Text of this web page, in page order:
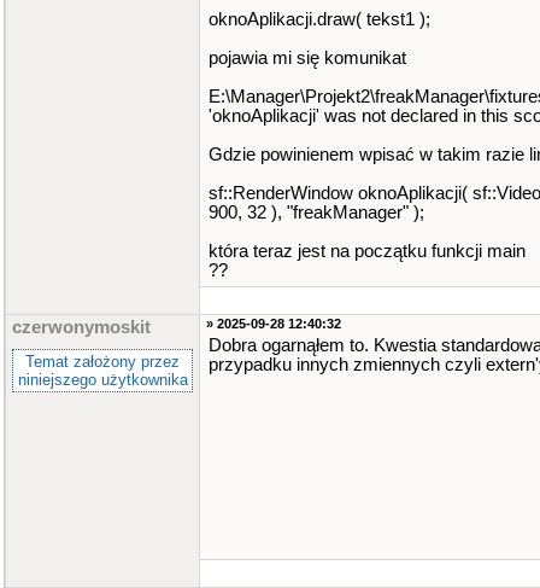
oknoAplikacji.draw( tekst1 );
pojawia mi się komunikat
'oknoAplikacji' was not declared in this
Gdzie powinienem wpisać w takim razie
sf::RenderWindow oknoAplikacji(
900, 32 ), "freakManager" );
która teraz jest na początku funkcji main
??
czerwonymoskit
Temat założony przez
niniejszego użytkownika
» 2025-09-28 12:40:32
Dobra ogarnąłem to. Kwestia
przypadku innych zmiennych czyli